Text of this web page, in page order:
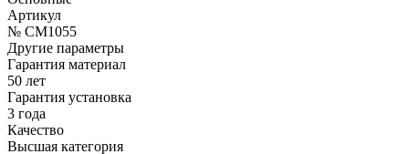
Артикул
№ CM1055
Другие параметры
Гарантия материал
50 лет
Гарантия установка
3 года
Качество
Высшая категория